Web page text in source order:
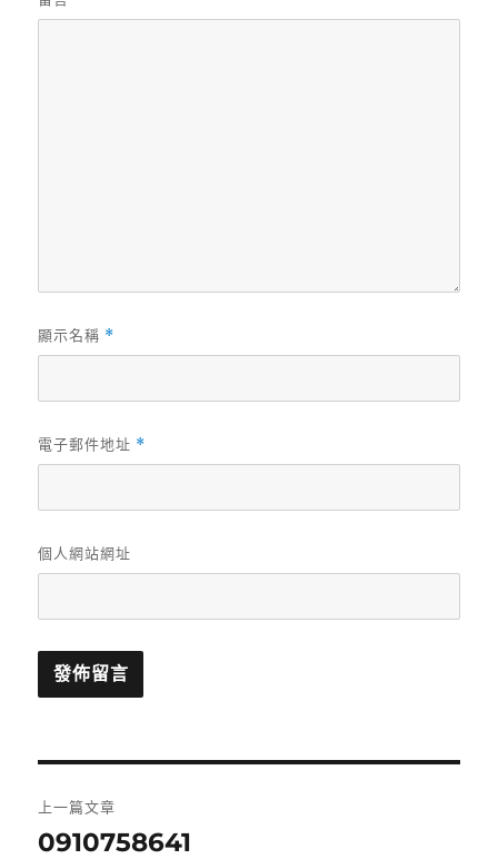
顯示名稱 *
電子郵件地址 *
個人網站網址
章
上一篇文章
上
0910758641